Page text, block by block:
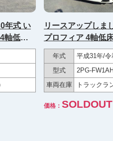
年式 い
軸低床
簿付
リースアップしま
プロフィア 4軸低
グ ハイルーフ 後
★ディーラー点検
年式
平成31年/令
型式
2PG-
車両在庫
トラックラ
価格： SOLDOUT